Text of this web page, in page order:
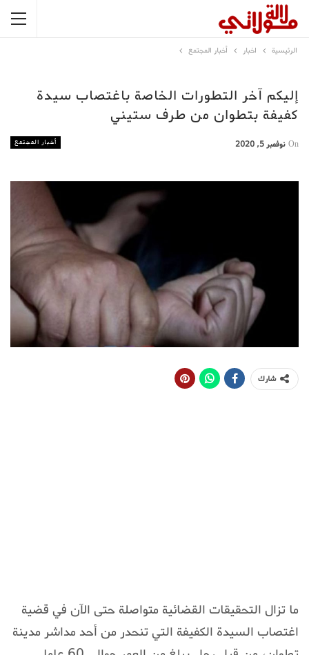
الرئيسية اخبار أخبار المجتمع
إليكم آخر التطورات الخاصة باغتصاب سيدة
كفيفة بتطوان من طرف ستيني
أخبار المجتمع On نوفمبر 5, 2020
شارك
ما تزال التحقيقات القضائية متواصلة حتى الآن في قضية
اغتصاب السيدة الكفيفة التي تنحدر من أحد مداشر مدينة